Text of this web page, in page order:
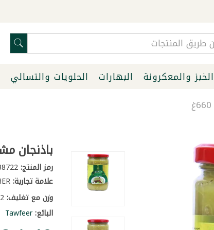
الخبز والمعكرونة البهارات الحلويات والتسالي
باذنجان
رمز المنتج:238722
علامة تجارية:OTHER
وزن مع تغليف:1.2 كغ
البائع:Tawfeer